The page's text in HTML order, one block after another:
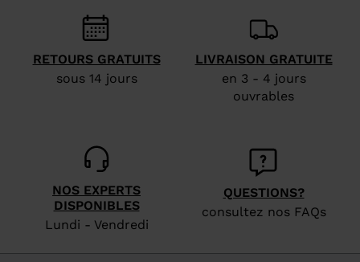
website
version
for
RETOURS GRATUITS
sous 14 jours
LIVRAISON GRATUITE
en 3 - 4 jours
ouvrables
NOS EXPERTS
DISPONIBLES
Lundi - Vendredi
QUESTIONS?
consultez nos FAQs